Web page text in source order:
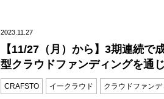
2023.11.27
【11/27（月）から】3期連続で
型クラウドファンディングを通
CRAFSTO イークラウド クラウドファンデ